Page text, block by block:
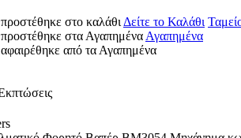
στο καλάθι Δείτε το Καλάθι
προστέθηκε στα Αγαπημένα Αγαπημένα
αφαιρέθηκε από τα Αγαπημένα